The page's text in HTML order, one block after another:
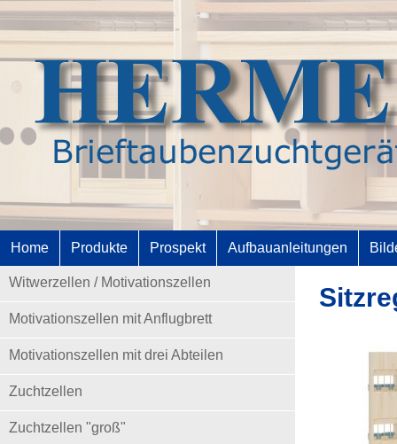
Home Produkte Prospekt Aufbauanleitungen
Witwerzellen / Motivationszellen
Motivationszellen mit Anflugbrett
Motivationszellen mit drei Abteilen
Zuchtzellen
Zuchtzellen "groß"